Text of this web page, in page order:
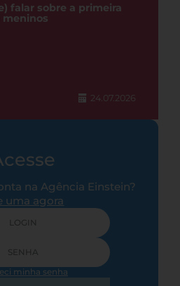
falar sobre a primeira
meninos
24.07.2026
na Agência Einstein?
uma agora
minha senha